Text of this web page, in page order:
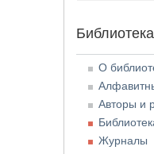
Библиотека
О
Авторы и
Журналы